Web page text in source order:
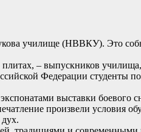
училище (НВВКУ). Это
– выпускников
Федерации студенты
выставки боевого
произвели условия